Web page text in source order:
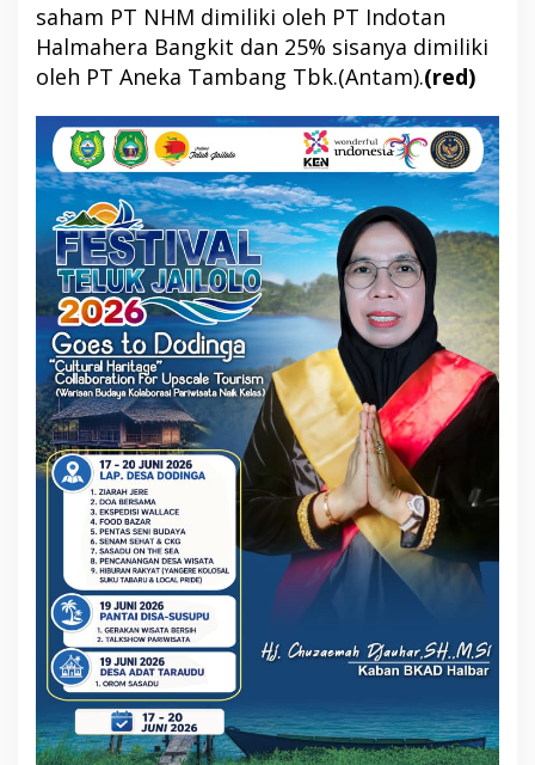
saham PT NHM dimiliki oleh PT Indotan
Halmahera Bangkit dan 25% sisanya dimiliki
oleh PT Aneka Tambang Tbk.(Antam).(red)